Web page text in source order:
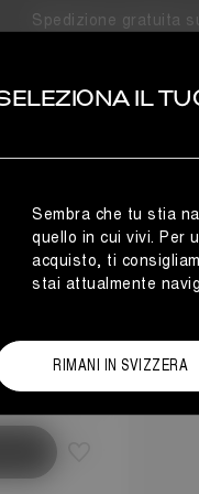
Spedizione gratuita
IL
Sembra che tu stia
quello in cui vivi. Per
acquisto, ti
stai attualmente
RIMANI IN SVIZZERA